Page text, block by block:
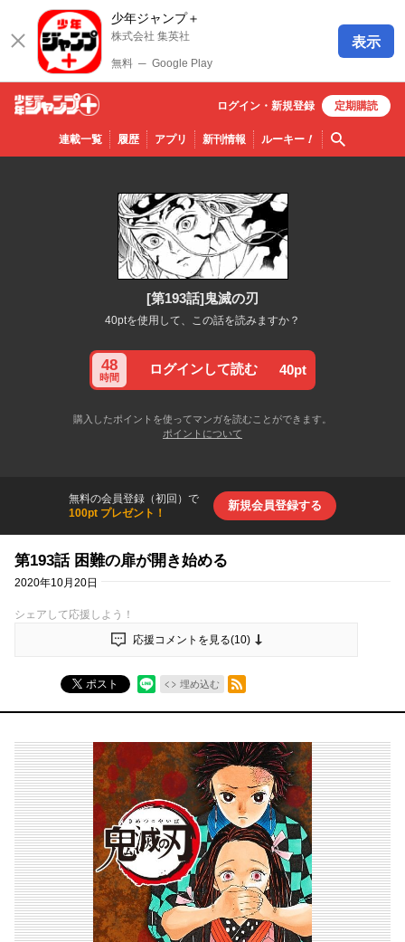
少年ジャンプ＋
株式会社 集英社
無料 ─ Google Play
表示
少年ジ
ャンプ
連載一覧 履歴 アプリ 新刊情報 ルーキー！ 検索
ログイン・ 新規登録 定期購読
[第193話]鬼滅の刃
40ptを使用して、この話を読みますか？
48
時間
ログインして読む 40pt
購入したポイントを使ってマンガを読むことができます。
ポイントについて
無料の会員登録（初回）で
100pt プレゼント！
新規会員登録する
第193話 困難の扉が開き始める
2020年10月20日
シェアして応援しよう！
応援コメントを見る(10)
ポスト 埋め込む
RSSフィード